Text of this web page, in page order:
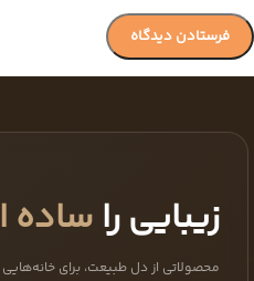
زیبایی را ساده
محصولاتی از دل طبیعت، برای